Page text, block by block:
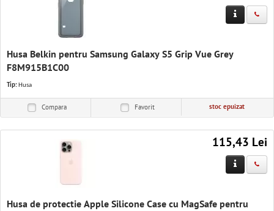
Husa Belkin pentru Samsung Galaxy S5 Grip Vue Grey
F8M915B1C00
Tip: Husa
Compara Favorit stoc epuizat
115,43 Lei
Husa de protectie Apple Silicone Case cu MagSafe pentru